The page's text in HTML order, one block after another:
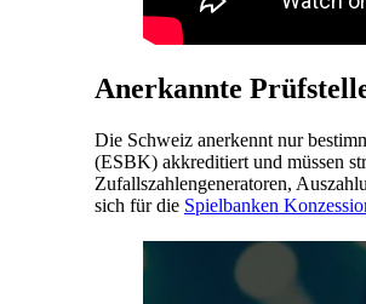
Anerkannte
Die Schweiz anerkennt nur
(ESBK) akkreditiert und müssen
Zufallszahlengeneratoren,
sich für die Spielbanken